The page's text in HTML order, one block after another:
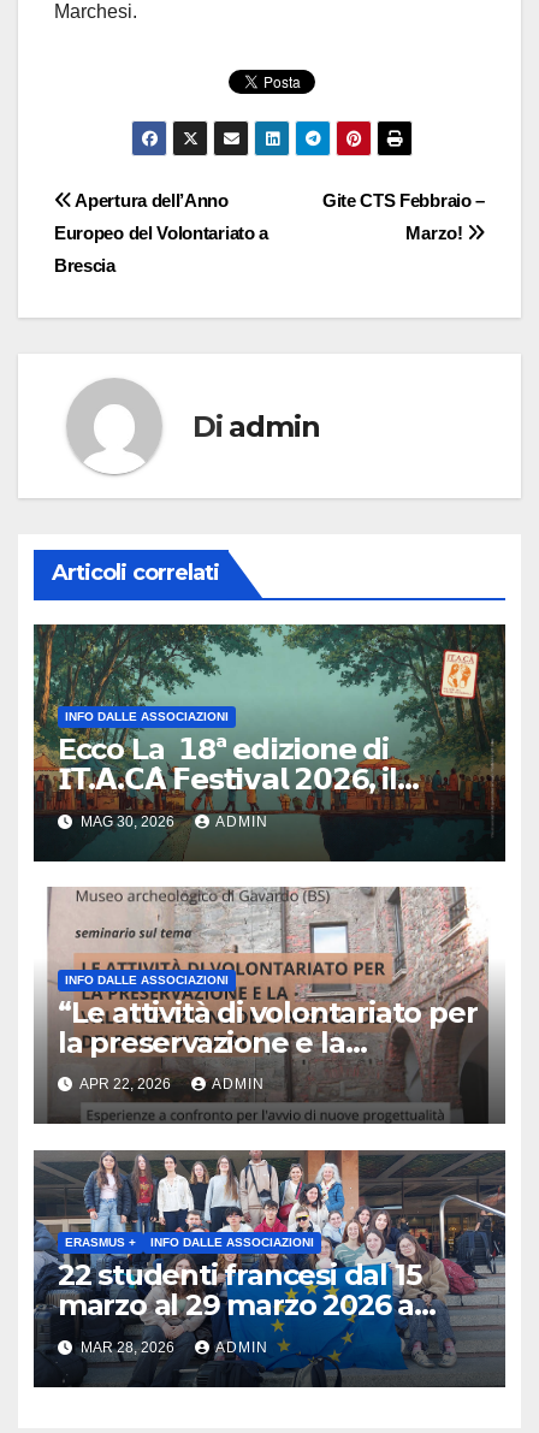
Marchesi.
Navigazione
articoli
Gite CTS Febbraio –
Marzo!
Apertura dell’Anno
Europeo del Volontariato a
Brescia
Di admin
Articoli correlati
INFO DALLE ASSOCIAZIONI
Ecco La 𝟭8ª 𝗲𝗱𝗶𝘇𝗶𝗼𝗻𝗲 di
𝗜𝗧.𝗔.𝗖𝗔̀ 𝗙𝗲𝘀𝘁𝗶𝘃𝗮𝗹 𝟮𝟬𝟮6, il
primo e unico festival in Italia
dedicato al turismo
responsabile.
MAG 30, 2026 ADMIN
INFO DALLE ASSOCIAZIONI
“Le attività di volontariato per
la preservazione e la
valorizzazione del paesaggio
e dei beni culturali
Esperienze a confronto per
l’avvio di nuove
progettualità – Sabato 2
maggio 2026 ore 10:30 Museo
archeologico di Gavardo (BS)
APR 22, 2026 ADMIN
ERASMUS + INFO DALLE ASSOCIAZIONI
22 studenti francesi dal 15
marzo al 29 marzo 2026 a
Brescia : Erasmus plus :
Arricchisce la vita, apre la
mente
MAR 28, 2026 ADMIN